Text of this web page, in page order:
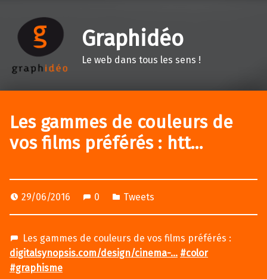
Graphidéo
Le web dans tous les sens !
Les gammes de couleurs de
vos films préférés : htt…
29/06/2016 0 Tweets
Les gammes de couleurs de vos films préférés :
digitalsynopsis.com/design/cinema-… #color
#graphisme